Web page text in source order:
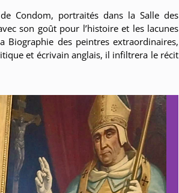
Condom, portraités dans la Salle des
son goût pour l’histoire et les lacunes
des peintres extraordinaires,
et écrivain anglais, il infiltrera le récit